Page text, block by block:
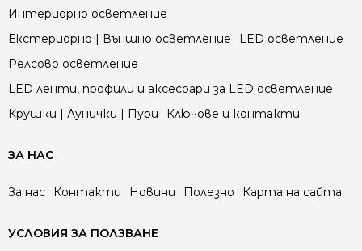
Интериорно осветление
Екстериорно | Външно осветление
LED осветление
Релсово осветление
LED ленти, профили и аксесоари за LED осветление
Крушки | Лунички | Пури
Ключове и контакти
ЗА НАС
За нас Контакти Новини Полезно Карта на сайта
УСЛОВИЯ ЗА ПОЛЗВАНЕ